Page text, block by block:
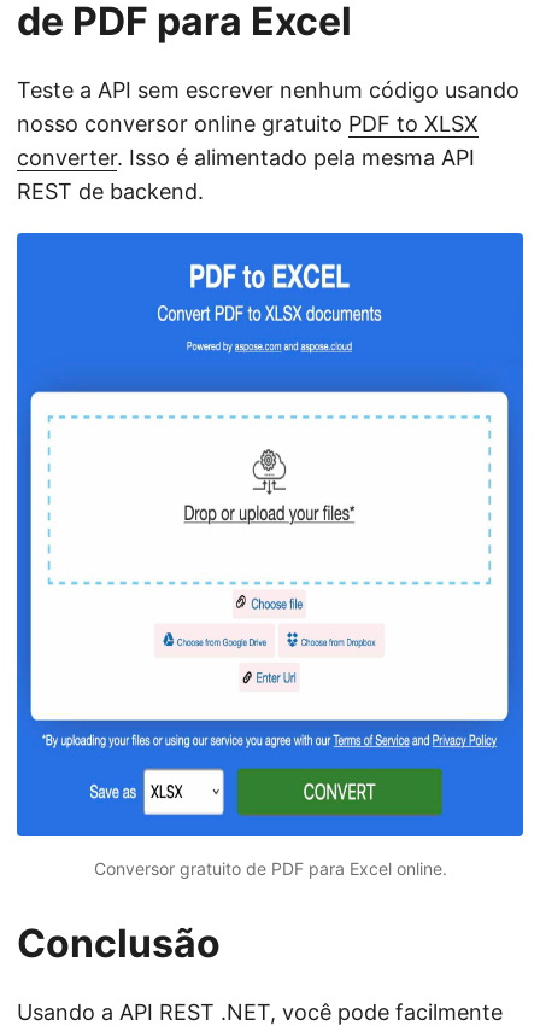
de PDF para Excel
Teste a API sem escrever nenhum código usando
nosso conversor online gratuito PDF to XLSX
converter. Isso é alimentado pela mesma API
REST de backend.
Conversor gratuito de PDF para Excel online.
Conclusão
Usando a API REST .NET, você pode facilmente